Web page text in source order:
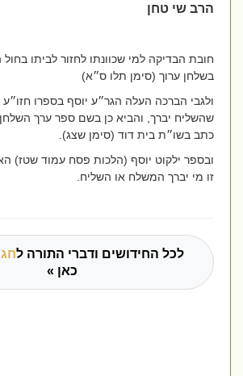
הרב שי טחן
חובת הבדיקה למי שכוונתו לחזור לביתו בחול
בשלחן ערוך (סימן תלו ס״א)
ולגבי הברכה העלה הגר״ע יוסף בספרו חזו״ע
שהשליח יברך, והביא כן בשם ספר ערך השלחן
כתב בשו״ת בית דוד (סימן שצג).
ובספר ילקוט יוסף (הלכות פסח עמוד שטז)
זו מי יברך המשלח או השליח.
לכל החידושים ודברי התורה לחג
כאן »